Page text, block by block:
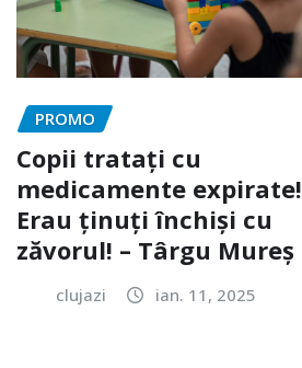
PROMO
Copii tratați cu
medicamente expirate!
Erau ținuți închiși cu
zăvorul! – Târgu Mureș
clujazi ian. 11, 2025